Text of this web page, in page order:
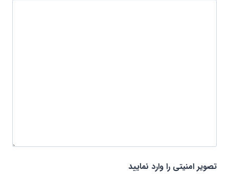
تصویر امنیتی را وارد نمایید